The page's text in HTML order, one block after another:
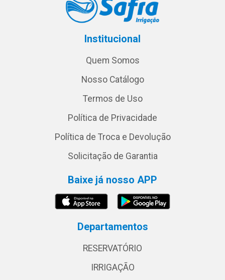
Institucional
Quem Somos
Nosso Catálogo
Termos de Uso
Política de Privacidade
Política de Troca e Devolução
Solicitação de Garantia
Baixe já nosso APP
Departamentos
RESERVATÓRIO
IRRIGAÇÃO